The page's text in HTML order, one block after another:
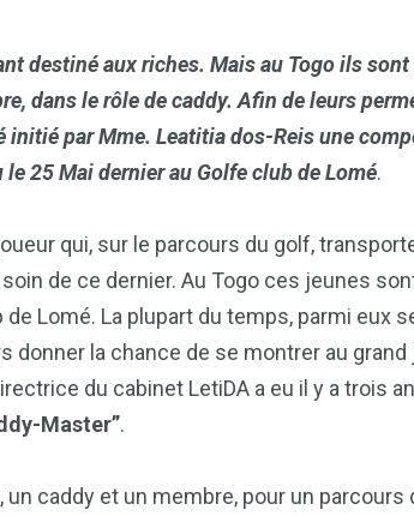
destiné aux riches. Mais au Togo ils
dans le rôle de caddy. Afin de leurs
initié par Mme. Leatitia dos-Reis une
le 25 Mai dernier au Golfe club de Lomé.
qui, sur le parcours du golf,
de ce dernier. Au Togo ces jeunes
Lomé. La plupart du temps, parmi eux
donner la chance de se montrer au
du cabinet LetiDA a eu il y a trois
Master”.
caddy et un membre, pour un parcours